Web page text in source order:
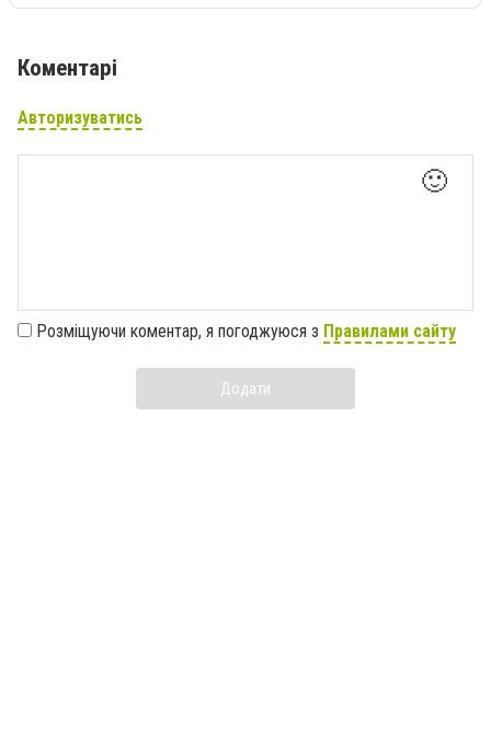
Коментарі
Авторизуватись
🙂
Розміщуючи коментар, я погоджуюся з Правилами сайту
Додати